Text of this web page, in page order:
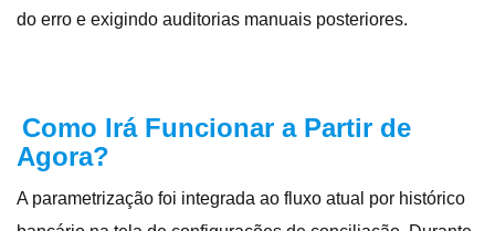
do erro e exigindo auditorias manuais posteriores.
Como Irá Funcionar a Partir de
Agora?
A parametrização foi integrada ao fluxo atual por histórico